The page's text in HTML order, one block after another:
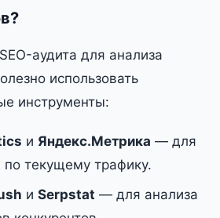
аудита для анализа
использовать
инструменты:
и Яндекс.Метрика — для
текущему трафику.
и Serpstat — для анализа